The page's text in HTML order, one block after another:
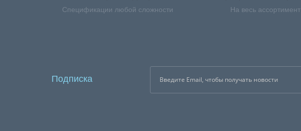
Спецификации любой сложности На весь ассортимент
Подписка